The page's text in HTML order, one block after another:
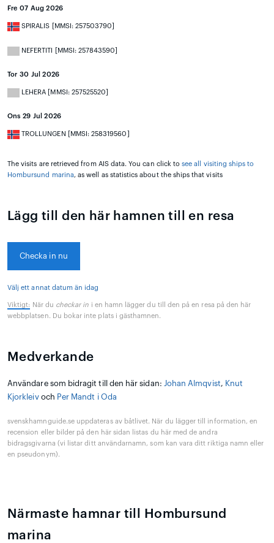
Fre 07 Aug 2026
SPIRALIS [MMSI: 257503790]
NEFERTITI [MMSI: 257843590]
Tor 30 Jul 2026
LEHERA [MMSI: 257525520]
Ons 29 Jul 2026
TROLLUNGEN [MMSI: 258319560]
The visits are retrieved from AIS data. You can click tosee all visiting ships to
Hombursund marina, as well as statistics about the ships that visits
Lägg till den här hamnen till en resa
Checka in nu
Välj ett annat datum än idag
Viktigt: När du checkar in i en hamn lägger du till den på en resa på den här
webbplatsen. Du bokar inte plats i gästhamnen.
Medverkande
Användare som bidragit till den här sidan: Johan Almqvist, Knut
Kjorkleivoch Per Mandt i Oda
svenskhamnguide.se uppdateras av båtlivet. När du lägger till information, en
recension eller bilder på den här sidan listas du här med de andra
bidragsgivarna (vi listar ditt användarnamn, som kan vara ditt riktiga namn eller
en pseudonym).
Närmaste hamnar till Hombursund
marina